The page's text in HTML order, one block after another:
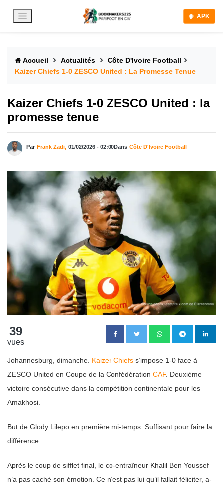
APK
Accueil Actualités
Côte D'Ivoire Football
Kaizer Chiefs 1-0 ZESCO United : La Promesse Tenue
Kaizer Chiefs 1-0 ZESCO United : la
promesse tenue
Par Frank Zadi, 01/02/2026 - 02:00Dans Côte D'Ivoire Football
39
vues
Johannesburg, dimanche. Kaizer Chiefs s’impose 1-0 face à
ZESCO United en Coupe de la Confédération CAF. Deuxième
victoire consécutive dans la compétition continentale pour les
Amakhosi.
But de Glody Lilepo en première mi-temps. Suffisant pour faire la
différence.
Après le coup de sifflet final, le co-entraîneur Khalil Ben Youssef
n’a pas caché son émotion. Ce n’est pas lui qu’il fallait féliciter, a-